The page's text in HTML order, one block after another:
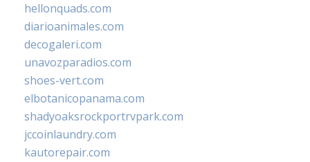
hellonquads.com
diarioanimales.com
decogaleri.com
unavozparadios.com
shoes-vert.com
elbotanicopanama.com
shadyoaksrockportrvpark.com
jccoinlaundry.com
kautorepair.com